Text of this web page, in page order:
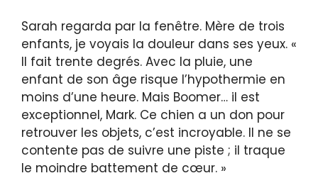
Sarah regarda par la fenêtre. Mère de trois
enfants, je voyais la douleur dans ses yeux. «
Il fait trente degrés. Avec la pluie, une
enfant de son âge risque l’hypothermie en
moins d’une heure. Mais Boomer… il est
exceptionnel, Mark. Ce chien a un don pour
retrouver les objets, c’est incroyable. Il ne se
contente pas de suivre une piste ; il traque
le moindre battement de cœur. »